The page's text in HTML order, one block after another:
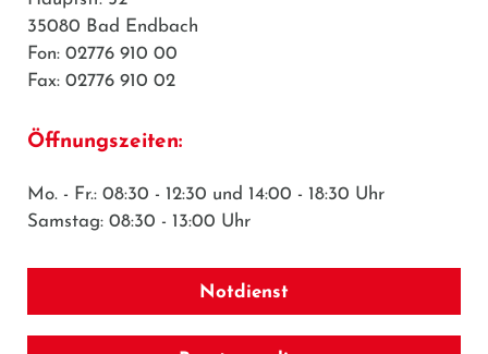
35080 Bad Endbach
Fon: 02776 910 00
Fax: 02776 910 02
Öffnungszeiten:
Mo. - Fr.: 08:30 - 12:30 und 14:00 - 18:30 Uhr
Samstag: 08:30 - 13:00 Uhr
Notdienst